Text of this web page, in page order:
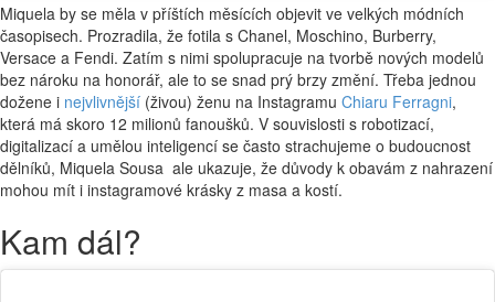
Miquela by se měla v příštích měsících objevit ve velkých módních
časopisech. Prozradila, že fotila s Chanel, Moschino, Burberry,
Versace a Fendi. Zatím s nimi spolupracuje na tvorbě nových modelů
bez nároku na honorář, ale to se snad prý brzy změní. Třeba jednou
dožene i nejvlivnější (živou) ženu na Instagramu Chiaru Ferragni,
která má skoro 12 milionů fanoušků. V souvislosti s robotizací,
digitalizací a umělou inteligencí se často strachujeme o budoucnost
dělníků, Miquela Sousa ale ukazuje, že důvody k obavám z nahrazení
mohou mít i instagramové krásky z masa a kostí.
Kam dál?